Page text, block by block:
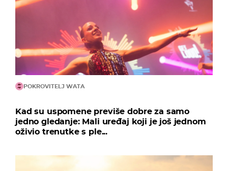
POKROVITELJ WATA
Kad su uspomene previše dobre za samo
jedno gledanje: Mali uređaj koji je još jednom
oživio trenutke s ple...